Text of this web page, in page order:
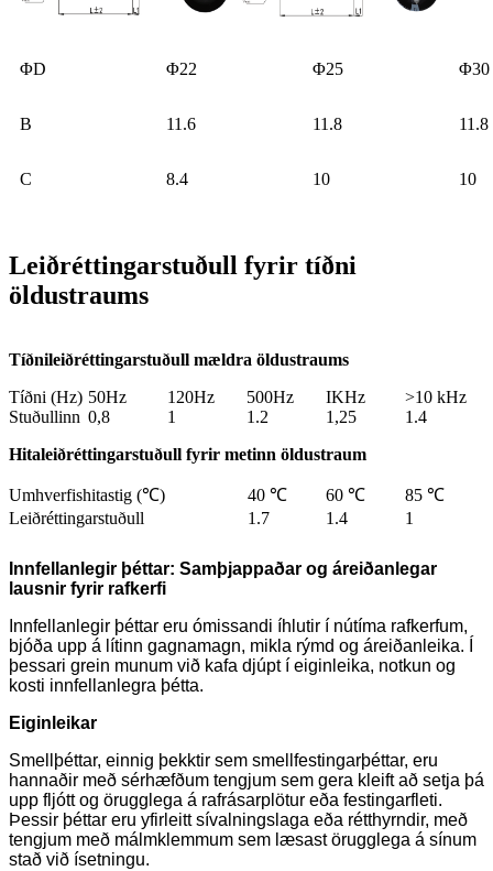
ΦD Φ22 Φ25 Φ30
B 11.6 11.8 11.8
C 8.4 10 10
Leiðréttingarstuðull fyrir tíðni
öldustraums
Tíðnileiðréttingarstuðull mældra öldustraums
Tíðni (Hz) 50Hz 120Hz 500Hz IKHz
>10 kHz
Stuðullinn 0,8 1 1.2 1,25
1.4
Hitaleiðréttingarstuðull fyrir metinn öldustraum
Umhverfishitastig (℃) 40 ℃ 60 ℃
85 ℃
Leiðréttingarstuðull
1.7 1.4 1
Innfellanlegir þéttar: Samþjappaðar og áreiðanlegar
lausnir fyrir rafkerfi
Innfellanlegir þéttar eru ómissandi íhlutir í nútíma rafkerfum,
bjóða upp á lítinn gagnamagn, mikla rýmd og áreiðanleika. Í
þessari grein munum við kafa djúpt í eiginleika, notkun og
kosti innfellanlegra þétta.
Eiginleikar
Smellþéttar, einnig þekktir sem smellfestingarþéttar, eru
hannaðir með sérhæfðum tengjum sem gera kleift að setja þá
upp fljótt og örugglega á rafrásarplötur eða festingarfleti.
Þessir þéttar eru yfirleitt sívalningslaga eða rétthyrndir, með
tengjum með málmklemmum sem læsast örugglega á sínum
stað við ísetningu.